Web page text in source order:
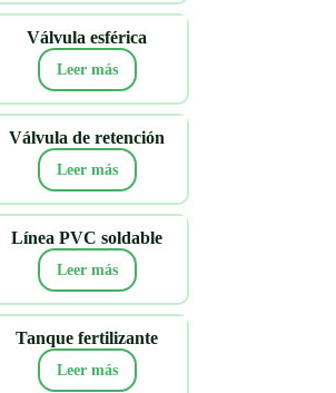
Válvula esférica
Leer más
Válvula de retención
Leer más
Línea PVC soldable
Leer más
Tanque fertilizante
Leer más